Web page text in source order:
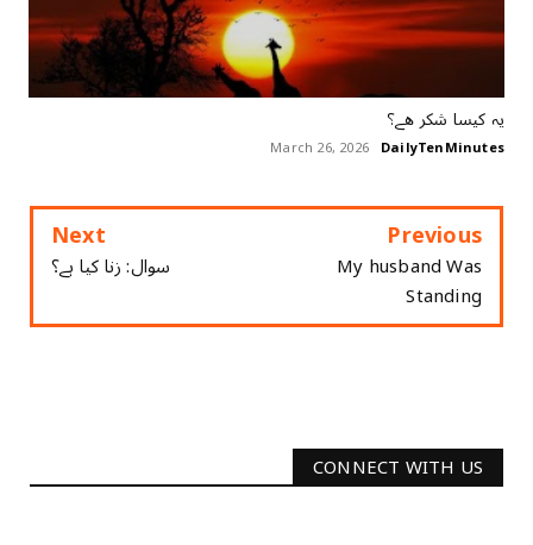
ﯾﮧ ﮐﯿﺴﺎ ﺷﮑﺮ ﮬﮯ؟
DailyTenMinutes
March 26, 2026
Previous
My husband Was
Standing
Next
سوال: زنا کیا ہے؟
CONNECT WITH US